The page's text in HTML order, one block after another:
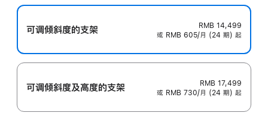
可调倾斜度的支架
RMB 14,499
或 RMB 605/月 (24 期) 起
可调倾斜度及高‍度的支‍架
RMB 17,499
或 RMB 730/月 (24 期) 起